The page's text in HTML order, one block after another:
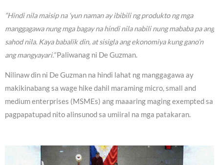
“Hindi nila maisip na ‘yun naman ay ibibili ng produkto ng mga
manggagawa nung mga bagay na hindi nila nabili nung mababa pa ang
sahod nila. Kaya babalik din, at sisigla ang ekonomiya kung gano’n
ang mangyayari.”Paliwanag ni De Guzman.
Nilinaw din ni De Guzman na hindi lahat ng manggagawa ay
makikinabang sa wage hike dahil maraming micro, small and
medium enterprises (MSMEs) ang maaaring maging exempted sa
pagpapatupad nito alinsunod sa umiiral na mga patakaran.